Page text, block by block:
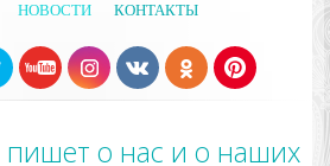
НОВОСТИ КОНТАКТЫ
пишет о нас и о наших